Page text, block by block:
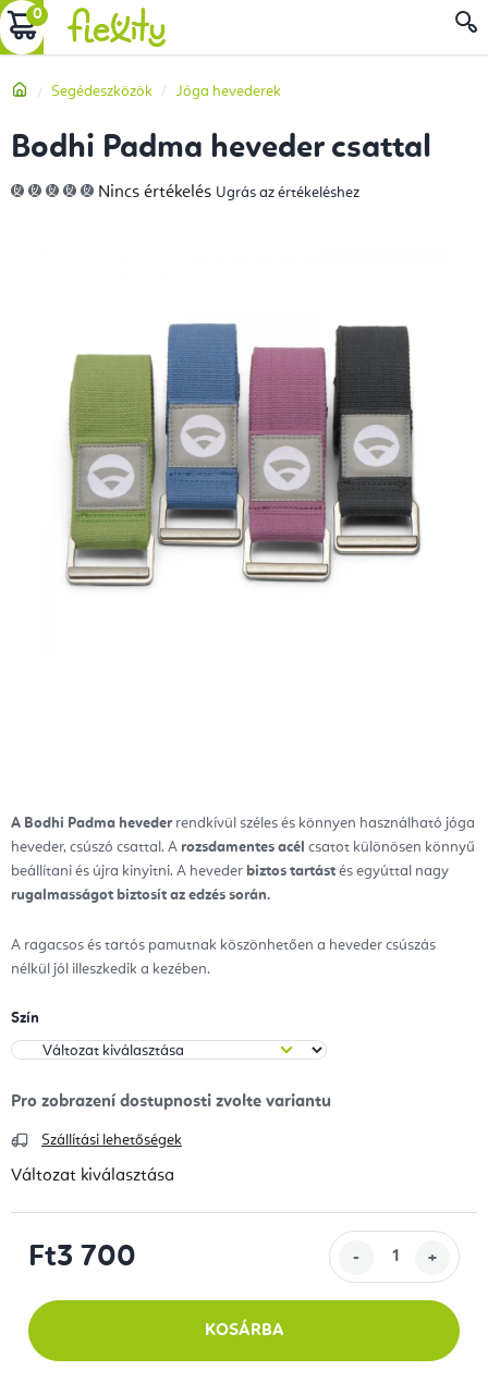
Ugrás
a
tartalomhoz
KOSÁR
Kezdőlap
Segédeszközök Jóga hevederek
A Bodhi Padma heveder rendkívül széles és könnyen használható jóga
heveder, csúszó csattal. A rozsdamentes acél csatot különösen könnyű
beállítani és újra kinyitni. A heveder biztos tartást és egyúttal nagy
rugalmasságot biztosít az edzés során.
A ragacsos és tartós pamutnak köszönhetően a heveder csúszás
nélkül jól illeszkedik a kezében.
Szín
Szállítási lehetőségek
Változat kiválasztása
Ft3 700
KOSÁRBA
Bodhi Padma heveder csattal
A
termék
Nincs értékelés Ugrás az értékeléshez